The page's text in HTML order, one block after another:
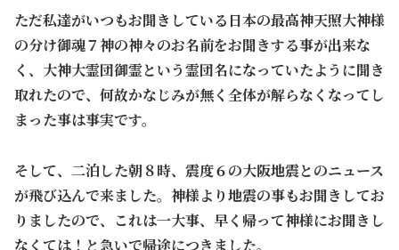
ただ私達がいつもお聞きしている日本の最高神天照大神様
の分け御魂７神の神々のお名前をお聞きする事が出来な
く、大神大霊団御霊という霊団名になっていたように聞き
取れたので、何故かなじみが無く全体が解らなくなってし
まった事は事実です。
そして、二泊した朝８時、震度６の大阪地震とのニュース
が飛び込んで来ました。神様より地震の事もお聞きしてお
りましたので、これは一大事、早く帰って神様にお聞きし
なくては！と急いで帰途につきました。